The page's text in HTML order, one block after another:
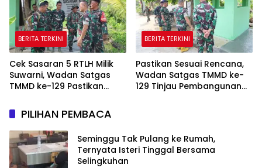
BERITA TERKINI
Cek Sasaran 5 RTLH Milik
Suwarni, Wadan Satgas
TMMD ke-129 Pastikan
BERITA TERKINI
Pastikan Sesuai Rencana,
Wadan Satgas TMMD ke-
129 Tinjau Pembangunan
PILIHAN PEMBACA
Seminggu Tak Pulang ke Rumah,
Ternyata Isteri Tinggal Bersama
Selingkuhan